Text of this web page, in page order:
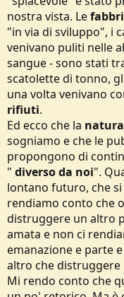
nostra vista. Le
"in via di sviluppo", i
venivano puliti nelle
sangue - sono stati
scatolette di tonno,
una volta venivano
rifiuti.
Ed ecco che la natura
sogniamo e che le
propongono di
" diverso da noi".
lontano futuro, che
rendiamo conto che
distruggere un altro
amata e non ci
emanazione e parte
altro che distruggere
Mi rendo conto che